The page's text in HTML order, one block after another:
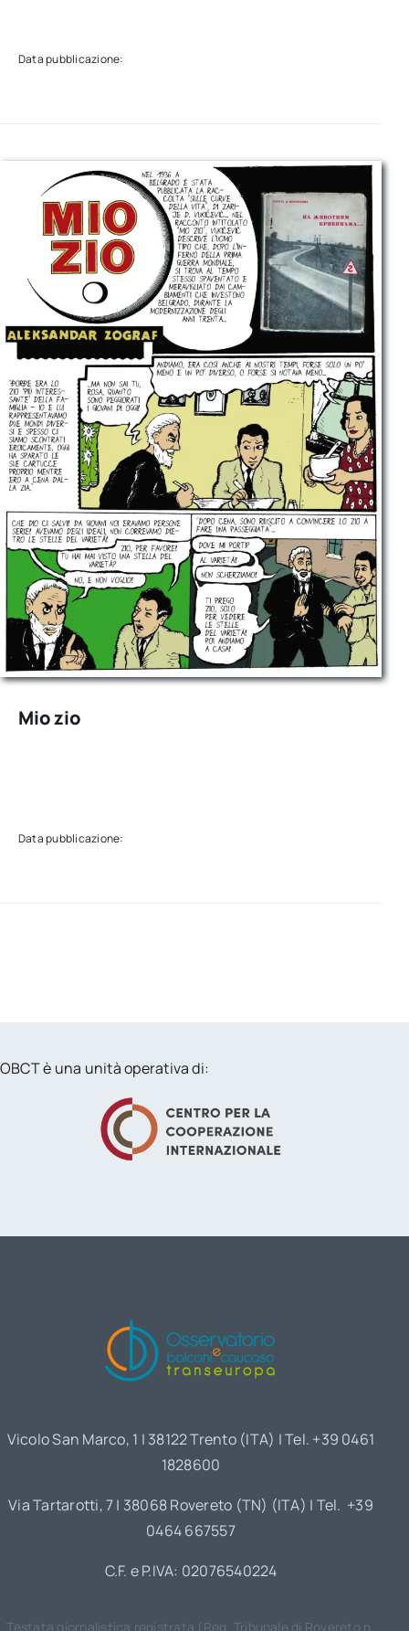
Data pubblicazione:
Mio zio
Data pubblicazione:
OBCT è una unità operativa di:
Vicolo San Marco, 1 | 38122 Trento (ITA) | Tel. +39 0461
1828600
Via Tartarotti, 7 | 38068 Rovereto (TN) (ITA) | Tel. +39
0464 667557
C.F. e P.IVA: 02076540224
Testata giornalistica registrata (Reg. Tribunale di Rovereto n.